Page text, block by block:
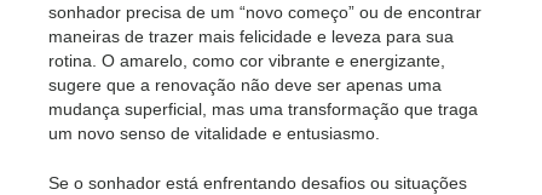
sonhador precisa de um “novo começo” ou de encontrar
maneiras de trazer mais felicidade e leveza para sua
rotina. O amarelo, como cor vibrante e energizante,
sugere que a renovação não deve ser apenas uma
mudança superficial, mas uma transformação que traga
um novo senso de vitalidade e entusiasmo.
Se o sonhador está enfrentando desafios ou situações